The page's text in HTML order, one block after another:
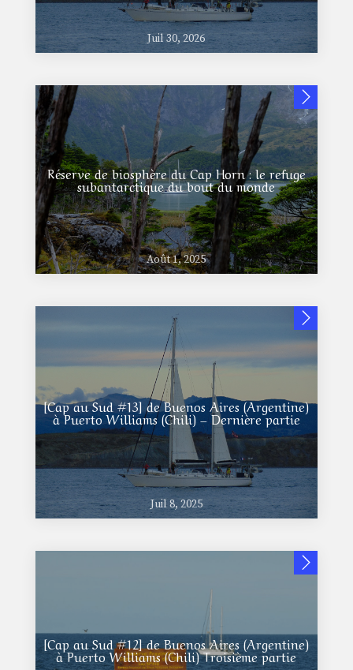
Juil 30, 2026
Réserve de biosphère du Cap Horn : le refuge
subantarctique du bout du monde
Août 1, 2025
[Cap au Sud #13] de Buenos Aires (Argentine)
à Puerto Williams (Chili) – Dernière partie
Juil 8, 2025
[Cap au Sud #12] de Buenos Aires (Argentine)
à Puerto Williams (Chili) Troisième partie